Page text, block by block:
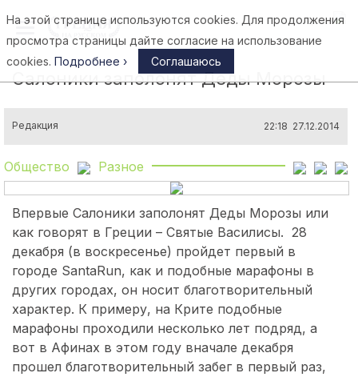
Афины
Салоники заполонят Деды Морозы
Редакция 22:18 27.12.2014
Общество Разное
Впервые Салоники заполонят Деды Морозы или
как говорят в Греции – Святые Василисы. 28
декабря (в воскресенье) пройдет первый в
городе SantaRun, как и подобные марафоны в
других городах, он носит благотворительный
характер. К примеру, на Крите подобные
марафоны проходили несколько лет подряд, а
вот в Афинах в этом году вначале декабря
прошел благотворительный забег в первый раз,
На этой странице используются cookies. Для продолжения
просмотра страницы дайте согласие на использование
cookies. Подробнее › Соглашаюсь